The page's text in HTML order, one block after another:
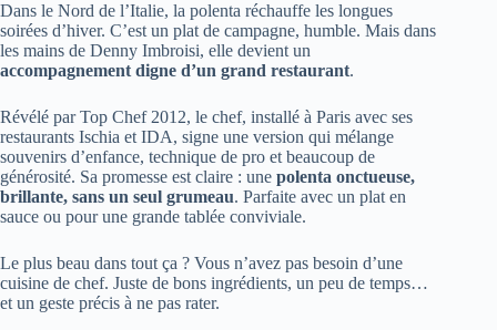
Dans le Nord de l’Italie, la polenta réchauffe les longues
soirées d’hiver. C’est un plat de campagne, humble. Mais dans
les mains de Denny Imbroisi, elle devient un
accompagnement digne d’un grand restaurant.
Révélé par Top Chef 2012, le chef, installé à Paris avec ses
restaurants Ischia et IDA, signe une version qui mélange
souvenirs d’enfance, technique de pro et beaucoup de
générosité. Sa promesse est claire : une polenta onctueuse,
brillante, sans un seul grumeau. Parfaite avec un plat en
sauce ou pour une grande tablée conviviale.
Le plus beau dans tout ça ? Vous n’avez pas besoin d’une
cuisine de chef. Juste de bons ingrédients, un peu de temps…
et un geste précis à ne pas rater.